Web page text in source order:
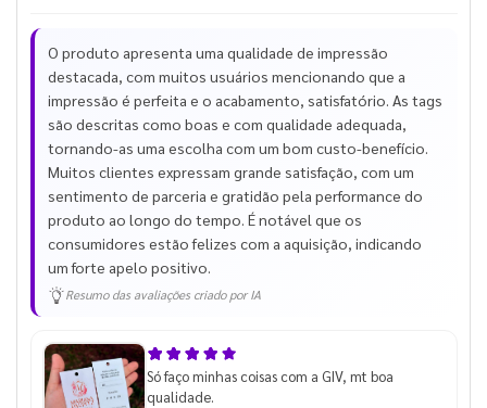
O produto apresenta uma qualidade de impressão
destacada, com muitos usuários mencionando que a
impressão é perfeita e o acabamento, satisfatório. As tags
são descritas como boas e com qualidade adequada,
tornando-as uma escolha com um bom custo-benefício.
Muitos clientes expressam grande satisfação, com um
sentimento de parceria e gratidão pela performance do
produto ao longo do tempo. É notável que os
consumidores estão felizes com a aquisição, indicando
um forte apelo positivo.
Resumo das avaliações criado por IA
Só faço minhas coisas com a GIV, mt boa
qualidade.